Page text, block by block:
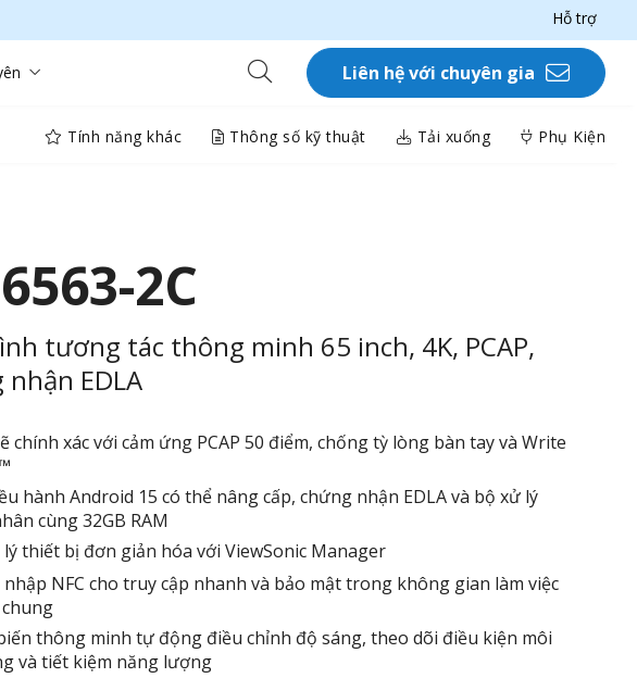
Hỗ trợ
Liên hệ với chuyên gia
Tính năng khác Thông số kỹ thuật Tải xuống Phụ Kiện
2C
tương tác thông minh 65 inch, 4K, PCAP,
nhận EDLA
chính xác với cảm ứng PCAP 50 điểm, chống tỳ lòng bàn tay và Write
hành Android 15 có thể nâng cấp, chứng nhận EDLA và bộ xử lý
cùng 32GB RAM
lý thiết bị đơn giản hóa với ViewSonic Manager
NFC cho truy cập nhanh và bảo mật trong không gian làm việc
thông minh tự động điều chỉnh độ sáng, theo dõi điều kiện môi
và tiết kiệm năng lượng